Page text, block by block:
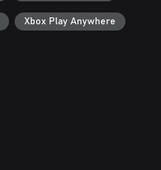
Xbox Play Anywhere